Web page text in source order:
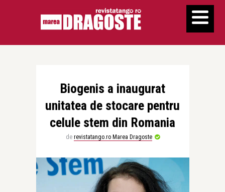
Biogenis a inaugurat
unitatea de stocare pentru
celule stem din Romania
de revistatango.ro Marea Dragoste